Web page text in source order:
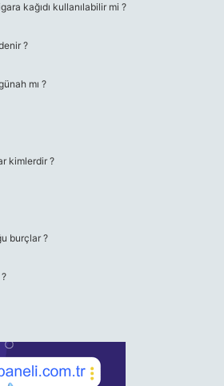
kağıdı kullanılabilir mi ?
?
mı ?
kimlerdir ?
burçlar ?